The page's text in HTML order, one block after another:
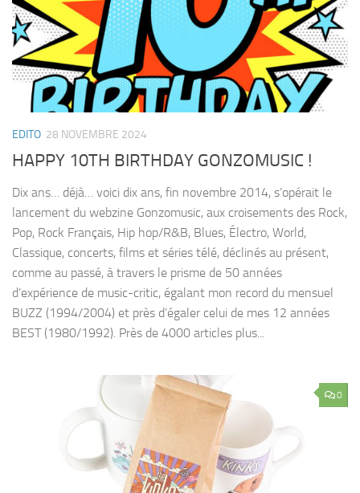
EDITO 28 NOVEMBRE 2024
HAPPY 10TH BIRTHDAY GONZOMUSIC !
Dix ans… déjà… voici dix ans, fin novembre 2014, s’opérait le
lancement du webzine Gonzomusic, aux croisements des Rock,
Pop, Rock Français, Hip hop/R&B, Blues, Électro, World,
Classique, concerts, films et séries télé, déclinés au présent,
comme au passé, à travers le prisme de 50 années
d’expérience de music-critic, égalant mon record du mensuel
BUZZ (1994/2004) et près d’égaler celui de mes 12 années
BEST (1980/1992). Près de 4000 articles plus...
0